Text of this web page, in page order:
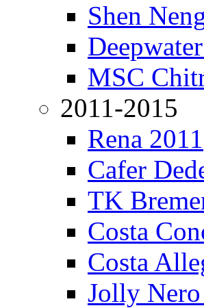
Shen
MSC
2011-2015
Rena 2011
Cafer
TK
Costa
Costa
Jolly